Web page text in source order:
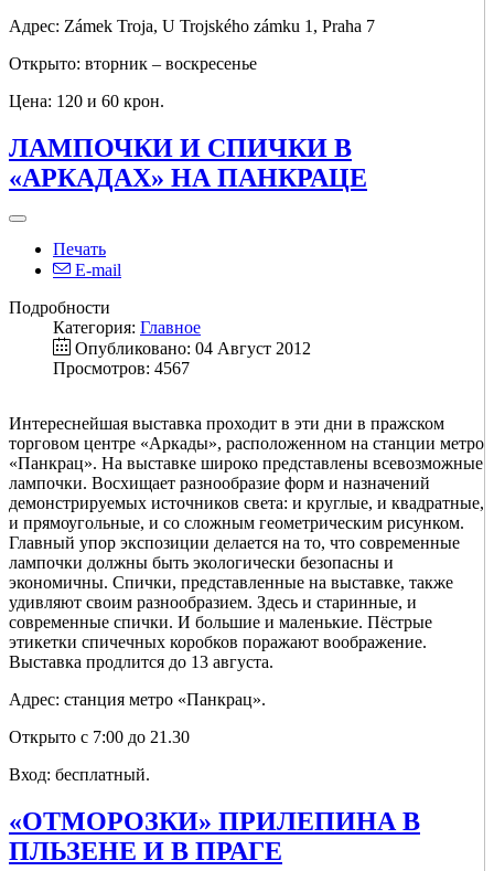
Адрес: Zámek Troja, U Trojského zámku 1, Praha 7
Открыто: вторник – воскресенье
Цена: 120 и 60 крон.
ЛАМПОЧКИ И СПИЧКИ В
«АРКАДАХ» НА ПАНКРАЦЕ
Печать
E-mail
Подробности
Категория: Главное
Опубликовано: 04 Август 2012
Просмотров: 4567
Интереснейшая выставка проходит в эти дни в пражском
торговом центре «Аркады», расположенном на станции метро
«Панкрац». На выставке широко представлены всевозможные
лампочки. Восхищает разнообразие форм и назначений
демонстрируемых источников света: и круглые, и квадратные,
и прямоугольные, и со сложным геометрическим рисунком.
Главный упор экспозиции делается на то, что современные
лампочки должны быть экологически безопасны и
экономичны. Спички, представленные на выставке, также
удивляют своим разнообразием. Здесь и старинные, и
современные спички. И большие и маленькие. Пёстрые
этикетки спичечных коробков поражают воображение.
Выставка продлится до 13 августа.
Адрес: станция метро «Панкрац».
Открыто с 7:00 до 21.30
Вход: бесплатный.
«ОТМОРОЗКИ» ПРИЛЕПИНА В
ПЛЬЗЕНЕ И В ПРАГЕ